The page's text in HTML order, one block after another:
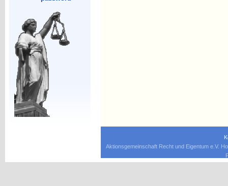
Aktionsgemeinschaft Recht und Eigentum e.V.